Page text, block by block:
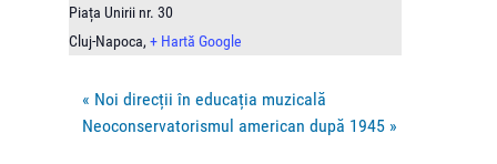
Piața Unirii nr. 30
Cluj-Napoca, + Hartă Google
« Noi direcții în educația muzicală
Neoconservatorismul american după 1945 »